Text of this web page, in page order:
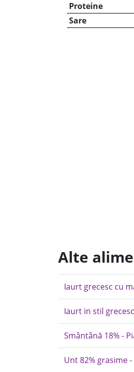
Proteine
Sare
Alte
Iaurt grecesc cu
Iaurt in stil
Smântână 18% -
Unt 82% grasime